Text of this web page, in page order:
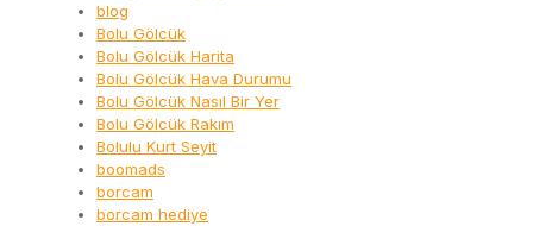
blog
Bolu Gölcük
Bolu Gölcük Harita
Bolu Gölcük Hava Durumu
Bolu Gölcük Nasıl Bir Yer
Bolu Gölcük Rakım
Bolulu Kurt Seyit
boomads
borcam
borcam hediye